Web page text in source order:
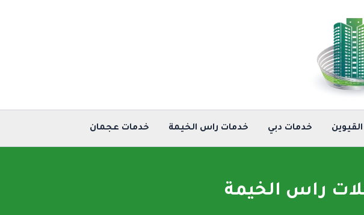
خدمات دبي خدمات راس الخيمة خدمات عجمان
راس الخيمة